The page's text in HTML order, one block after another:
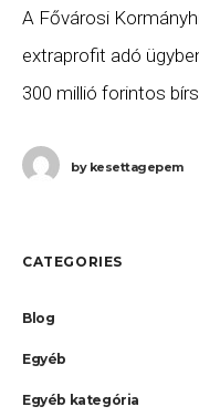
A Fővárosi
extraprofit adó
300 millió forintos
megtévesztette a
bykesettagepem
CATEGORIES
Blog
Egyéb
Egyéb kategória